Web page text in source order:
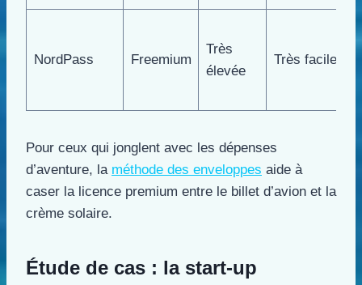
NordPass Freemium
Très
élevée
Très facile
Pour ceux qui jonglent avec les dépenses
d’aventure, la méthode des enveloppes aide à
caser la licence premium entre le billet d’avion et la
crème solaire.
Étude de cas : la start-up